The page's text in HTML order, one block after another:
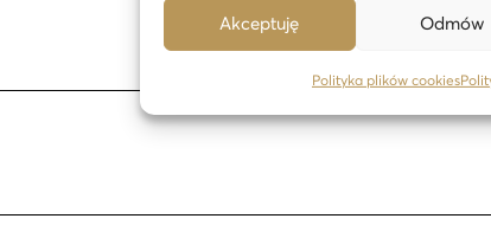
Akceptuję Odmów
Polityka plików cookies